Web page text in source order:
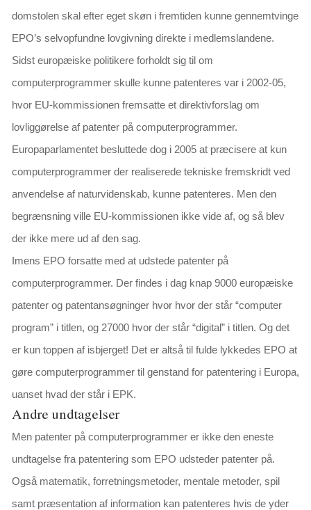
domstolen skal efter eget skøn i fremtiden kunne gennemtvinge
EPO’s selvopfundne lovgivning direkte i medlemslandene.
Sidst europæiske politikere forholdt sig til om
computerprogrammer skulle kunne patenteres var i 2002-05,
hvor EU-kommissionen fremsatte et direktivforslag om
lovliggørelse af patenter på computerprogrammer.
Europaparlamentet besluttede dog i 2005 at præcisere at kun
computerprogrammer der realiserede tekniske fremskridt ved
anvendelse af naturvidenskab, kunne patenteres. Men den
begrænsning ville EU-kommissionen ikke vide af, og så blev
der ikke mere ud af den sag.
Imens EPO forsatte med at udstede patenter på
computerprogrammer. Der findes i dag knap 9000 europæiske
patenter og patentansøgninger hvor hvor der står “computer
program” i titlen, og 27000 hvor der står “digital” i titlen. Og det
er kun toppen af isbjerget! Det er altså til fulde lykkedes EPO at
gøre computerprogrammer til genstand for patentering i Europa,
uanset hvad der står i EPK.
Andre undtagelser
Men patenter på computerprogrammer er ikke den eneste
undtagelse fra patentering som EPO udsteder patenter på.
Også matematik, forretningsmetoder, mentale metoder, spil
samt præsentation af information kan patenteres hvis de yder